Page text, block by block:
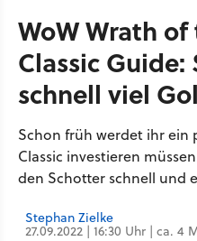
WoW Wrath
Classic
schnell viel
Schon früh werdet ihr ein
Classic investieren
den Schotter schnell und
Stephan Zielke
27.09.2022 | 16:30 Uhr | ca. 4